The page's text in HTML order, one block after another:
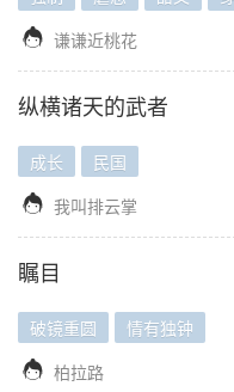
 谦谦近桃花
纵横诸天的武者
成长 民国
 我叫排云掌
瞩目
破镜重圆 情有独钟
 柏拉路